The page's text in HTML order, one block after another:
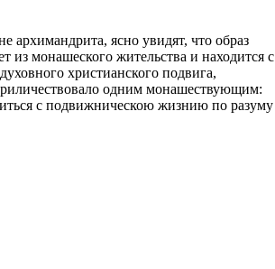
ясно увидят, что образ
монашеского жительства и находится с
христианского подвига,
одним монашествующим:
с подвижническою жизнию по разуму